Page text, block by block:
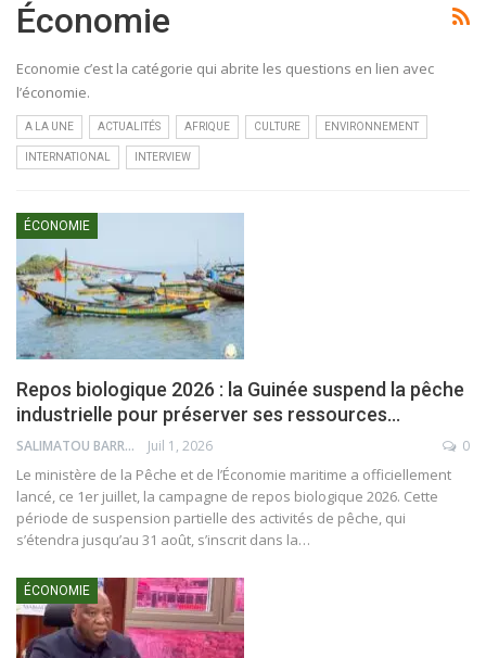
Économie
Economie c’est la catégorie qui abrite les questions en lien avec
l’économie.
A LA UNE ACTUALITÉS AFRIQUE CULTURE ENVIRONNEMENT
INTERNATIONAL INTERVIEW
ÉCONOMIE
Repos biologique 2026 : la Guinée suspend la pêche
industrielle pour préserver ses ressources…
SALIMATOU BARRY Juil 1, 2026 0
Le ministère de la Pêche et de l’Économie maritime a officiellement
lancé, ce 1er juillet, la campagne de repos biologique 2026. Cette
période de suspension partielle des activités de pêche, qui
s’étendra jusqu’au 31 août, s’inscrit dans la…
ÉCONOMIE